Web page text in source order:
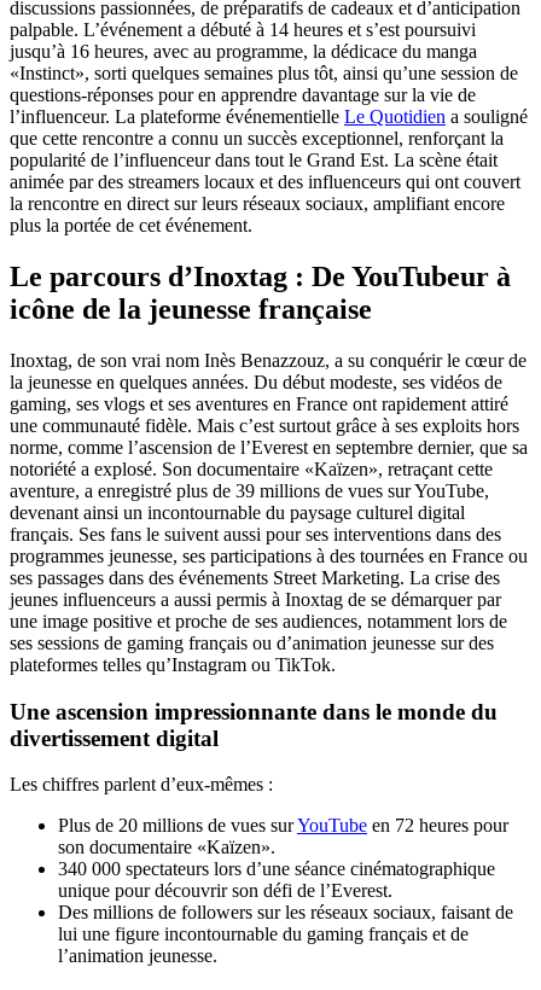
discussions passionnées, de préparatifs de cadeaux et d’anticipation
palpable. L’événement a débuté à 14 heures et s’est poursuivi
jusqu’à 16 heures, avec au programme, la dédicace du manga
«Instinct», sorti quelques semaines plus tôt, ainsi qu’une session de
questions-réponses pour en apprendre davantage sur la vie de
l’influenceur. La plateforme événementielle Le Quotidien a souligné
que cette rencontre a connu un succès exceptionnel, renforçant la
popularité de l’influenceur dans tout le Grand Est. La scène était
animée par des streamers locaux et des influenceurs qui ont couvert
la rencontre en direct sur leurs réseaux sociaux, amplifiant encore
plus la portée de cet événement.
Le parcours d’Inoxtag : De YouTubeur à
icône de la jeunesse française
Inoxtag, de son vrai nom Inès Benazzouz, a su conquérir le cœur de
la jeunesse en quelques années. Du début modeste, ses vidéos de
gaming, ses vlogs et ses aventures en France ont rapidement attiré
une communauté fidèle. Mais c’est surtout grâce à ses exploits hors
norme, comme l’ascension de l’Everest en septembre dernier, que sa
notoriété a explosé. Son documentaire «Kaïzen», retraçant cette
aventure, a enregistré plus de 39 millions de vues sur YouTube,
devenant ainsi un incontournable du paysage culturel digital
français. Ses fans le suivent aussi pour ses interventions dans des
programmes jeunesse, ses participations à des tournées en France ou
ses passages dans des événements Street Marketing. La crise des
jeunes influenceurs a aussi permis à Inoxtag de se démarquer par
une image positive et proche de ses audiences, notamment lors de
ses sessions de gaming français ou d’animation jeunesse sur des
plateformes telles qu’Instagram ou TikTok.
Une ascension impressionnante dans le monde du
divertissement digital
Les chiffres parlent d’eux-mêmes :
Plus de 20 millions de vues surYouTube en 72 heures pour
son documentaire «Kaïzen».
340 000 spectateurs lors d’une séance cinématographique
unique pour découvrir son défi de l’Everest.
Des millions de followers sur les réseaux sociaux, faisant de
lui une figure incontournable du gaming français et de
l’animation jeunesse.